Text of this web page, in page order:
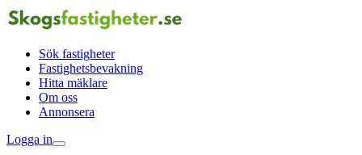
Sök fastigheter
Fastighetsbevakning
Hitta mäklare
Om oss
Annonsera
Logga in